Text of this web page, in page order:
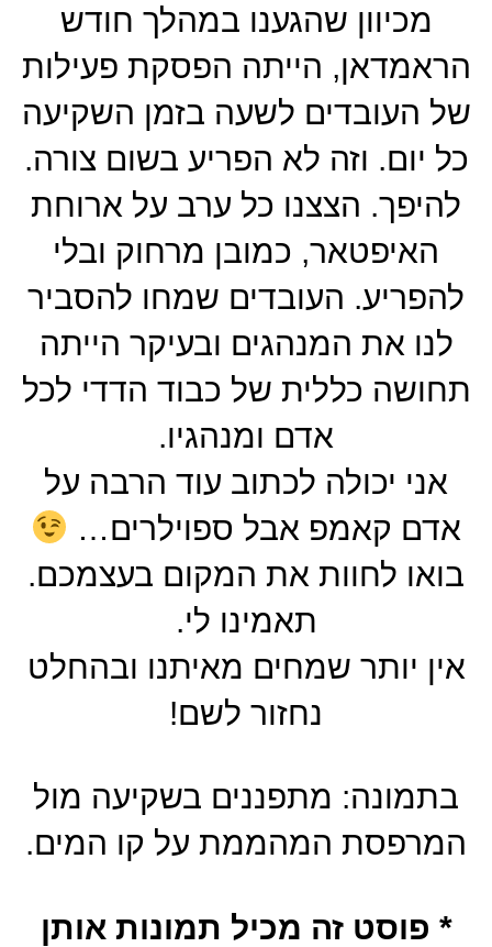
מכיוון שהגענו במהלך חודש
הראמדאן, הייתה הפסקת פעילות
של העובדים לשעה בזמן השקיעה
כל יום. וזה לא הפריע בשום צורה.
להיפך. הצצנו כל ערב על ארוחת
האיפטאר, כמובן מרחוק ובלי
להפריע. העובדים שמחו להסביר
לנו את המנהגים ובעיקר הייתה
תחושה כללית של כבוד הדדי לכל
אדם ומנהגיו.
אני יכולה לכתוב עוד הרבה על
אדם קאמפ אבל ספוילרים…
בואו לחוות את המקום בעצמכם.
תאמינו לי.
אין יותר שמחים מאיתנו ובהחלט
נחזור לשם!
בתמונה: מתפננים בשקיעה מול
המרפסת המהממת על קו המים.
* פוסט זה מכיל תמונות אותן